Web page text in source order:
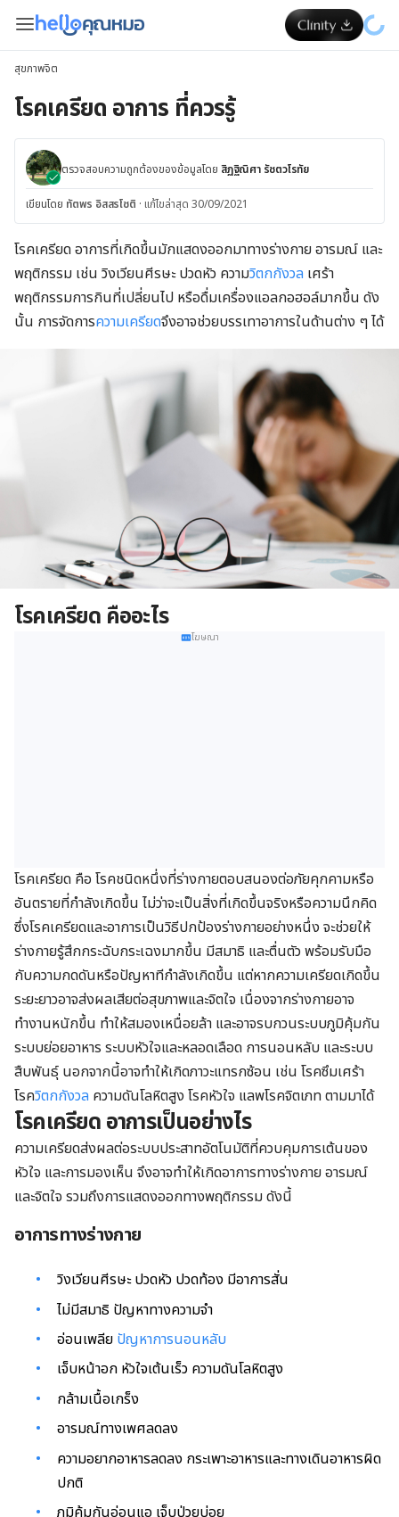
สุขภาพจิต
โรคเครียด อาการ ที่ควรรู้
ตรวจสอบความถูกต้องของข้อมูลโดย สิฏฐิณิศา รัชตวโรทัย
เขียนโดย ทัตพร อิสสรโชติ · แก้ไขล่าสุด 30/09/2021
โรคเครียด อาการที่เกิดขึ้นมักแสดงออกมาทางร่างกาย อารมณ์ และ
พฤติกรรม เช่น วิงเวียนศีรษะ ปวดหัว ความวิตกกังวล เศร้า
พฤติกรรมการกินที่เปลี่ยนไป หรือดื่มเครื่องแอลกอฮอล์มากขึ้น ดัง
นั้น การจัดการความเครียดจึงอาจช่วยบรรเทาอาการในด้านต่าง ๆ ได้
โรคเครียด คืออะไร
โฆษณา
โรคเครียด คือ โรคชนิดหนึ่งที่ร่างกายตอบสนองต่อภัยคุกคามหรือ
อันตรายที่กำลังเกิดขึ้น ไม่ว่าจะเป็นสิ่งที่เกิดขึ้นจริงหรือความนึกคิด
ซึ่งโรคเครียดและอาการเป็นวิธีปกป้องร่างกายอย่างหนึ่ง จะช่วยให้
ร่างกายรู้สึกกระฉับกระเฉงมากขึ้น มีสมาธิ และตื่นตัว พร้อมรับมือ
กับความกดดันหรือปัญหาทีกำลังเกิดขึ้น แต่หากความเครียดเกิดขึ้น
ระยะยาวอาจส่งผลเสียต่อสุขภาพและจิตใจ เนื่องจากร่างกายอาจ
ทำงานหนักขึ้น ทำให้สมองเหนื่อยล้า และอาจรบกวนระบบภูมิคุ้มกัน
ระบบย่อยอาหาร ระบบหัวใจและหลอดเลือด การนอนหลับ และระบบ
สืบพันธุ์ นอกจากนี้อาจทำให้เกิดภาวะแทรกซ้อน เช่น โรคซึมเศร้า
โรควิตกกังวล ความดันโลหิตสูง โรคหัวใจ แลพโรคจิตเภท ตามมาได้
โรคเครียด อาการเป็นอย่างไร
ความเครียดส่งผลต่อระบบประสาทอัตโนมัติที่ควบคุมการเต้นของ
หัวใจ และการมองเห็น จึงอาจทำให้เกิดอาการทางร่างกาย อารมณ์
และจิตใจ รวมถึงการแสดงออกทางพฤติกรรม ดังนี้
อาการทางร่างกาย
วิงเวียนศีรษะ ปวดหัว ปวดท้อง มีอาการสั่น
ไม่มีสมาธิ ปัญหาทางความจำ
อ่อนเพลีย ปัญหาการนอนหลับ
เจ็บหน้าอก หัวใจเต้นเร็ว ความดันโลหิตสูง
กล้ามเนื้อเกร็ง
อารมณ์ทางเพศลดลง
ความอยากอาหารลดลง กระเพาะอาหารและทางเดินอาหารผิด
ปกติ
ภูมิคุ้มกันอ่อนแอ เจ็บป่วยบ่อย